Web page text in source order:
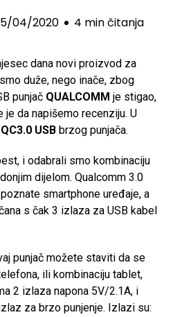
04/2020 4 min čitanja
dana novi proizvod za
duže, nego inače, zbog
punjač QUALCOMM je stigao,
da napišemo recenziju. U
QC3.0 USB brzog punjača.
i odabrali smo kombinaciju
dijelom. Qualcomm 3.0
smartphone uređaje, a
s čak 3 izlaza za USB kabel
punjač možete staviti da se
ili kombinaciju tablet,
2 izlaza napona 5V/2.1A, i
za brzo punjenje. Izlazi su: